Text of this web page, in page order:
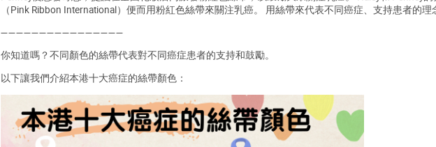
（Pink Ribbon International）便而用粉紅色絲帶來關注乳癌。 用絲帶來代表不同癌症、支持患者的理
————————————————
你知道嗎？不同顏色的絲帶代表對不同癌症患者的支持和鼓勵。
以下讓我們介紹本港十大癌症的絲帶顏色：